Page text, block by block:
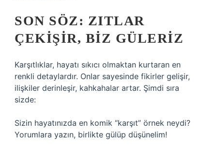
SON SÖZ: ZITLAR
ÇEKIŞIR, BIZ GÜLERIZ
Karşıtlıklar, hayatı sıkıcı olmaktan kurtaran en
renkli detaylardır. Onlar sayesinde fikirler gelişir,
ilişkiler derinleşir, kahkahalar artar. Şimdi sıra
sizde:
Sizin hayatınızda en komik “karşıt” örnek neydi?
Yorumlara yazın, birlikte gülüp düşünelim!